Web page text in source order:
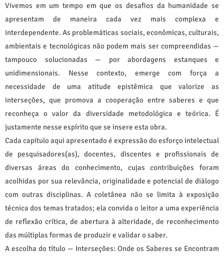
Vivemos em um tempo em que os desafios da humanidade se
apresentam de maneira cada vez mais complexa e
interdependente. As problemáticas sociais, econômicas, culturais,
ambientais e tecnológicas não podem mais ser compreendidas —
tampouco solucionadas — por abordagens estanques e
unidimensionais. Nesse contexto, emerge com força a
necessidade de uma atitude epistêmica que valorize as
interseções, que promova a cooperação entre saberes e que
reconheça o valor da diversidade metodológica e teórica. É
justamente nesse espírito que se insere esta obra.
Cada capítulo aqui apresentado é expressão do esforço intelectual
de pesquisadores(as), docentes, discentes e profissionais de
diversas áreas do conhecimento, cujas contribuições foram
acolhidas por sua relevância, originalidade e potencial de diálogo
com outras disciplinas. A coletânea não se limita à exposição
técnica dos temas tratados; ela convida o leitor a uma experiência
de reflexão crítica, de abertura à alteridade, de reconhecimento
das múltiplas formas de produzir e validar o saber.
A escolha do título — Interseções: Onde os Saberes se Encontram